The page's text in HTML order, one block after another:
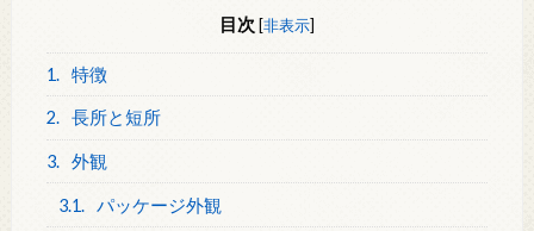
目次 [非表示]
1. 特徴
2. 長所と短所
3. 外観
3.1. パッケージ外観